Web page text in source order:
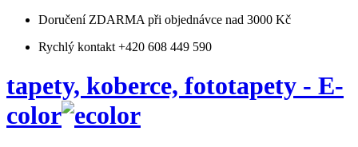
Doručení ZDARMA při objednávce nad 3000 Kč
Rychlý kontakt +420 608 449 590
tapety, koberce, fototapety - E-
color